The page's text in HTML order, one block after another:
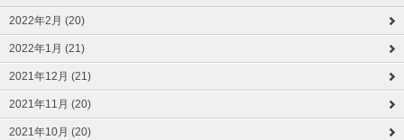
2022年2月 (20)
2022年1月 (21)
2021年12月 (21)
2021年11月 (20)
2021年10月 (20)